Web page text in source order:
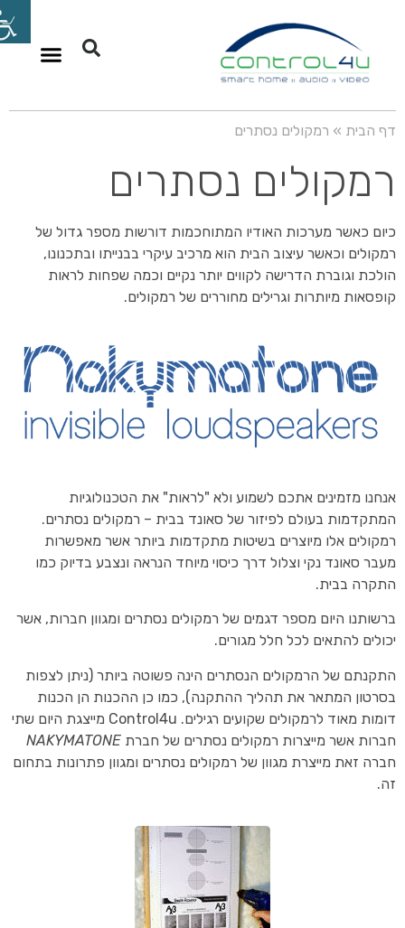
דף הבית»רמקולים נסתרים
רמקולים נסתרים
כיום כאשר מערכות האודיו המתוחכמות דורשות מספר גדול של
רמקולים וכאשר עיצוב הבית הוא מרכיב עיקרי בבנייתו ובתכנונו,
הולכת וגוברת הדרישה לקווים יותר נקיים וכמה שפחות לראות
קופסאות מיותרות וגרילים מחוררים של רמקולים.
אנחנו מזמינים אתכם לשמוע ולא "לראות" את הטכנולוגיות
המתקדמות בעולם לפיזור של סאונד בבית – רמקולים נסתרים.
רמקולים אלו מיוצרים בשיטות מתקדמות ביותר אשר מאפשרות
מעבר סאונד נקי וצלול דרך כיסוי מיוחד הנראה ונצבע בדיוק כמו
התקרה בבית.
ברשותנו היום מספר דגמים של רמקולים נסתרים ומגוון חברות, אשר
יכולים להתאים לכל חלל מגורים.
התקנתם של הרמקולים הנסתרים הינה פשוטה ביותר (ניתן לצפות
בסרטון המתאר את תהליך ההתקנה), כמו כן ההכנות הן הכנות
דומות מאוד לרמקולים שקועים רגילים. Control4u מייצגת היום שתי
חברות אשר מייצרות רמקולים נסתרים של חברתNAKYMATONE
חברה זאת מייצרת מגוון של רמקולים נסתרים ומגוון פתרונות בתחום
זה.